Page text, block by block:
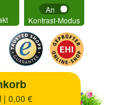
An
Kontrast-Modus
| 0,00 €